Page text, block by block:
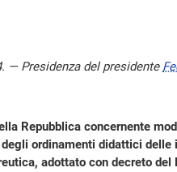
— Presidenza del presidente
Repubblica concernente
ordinamenti didattici
adottato con decreto del